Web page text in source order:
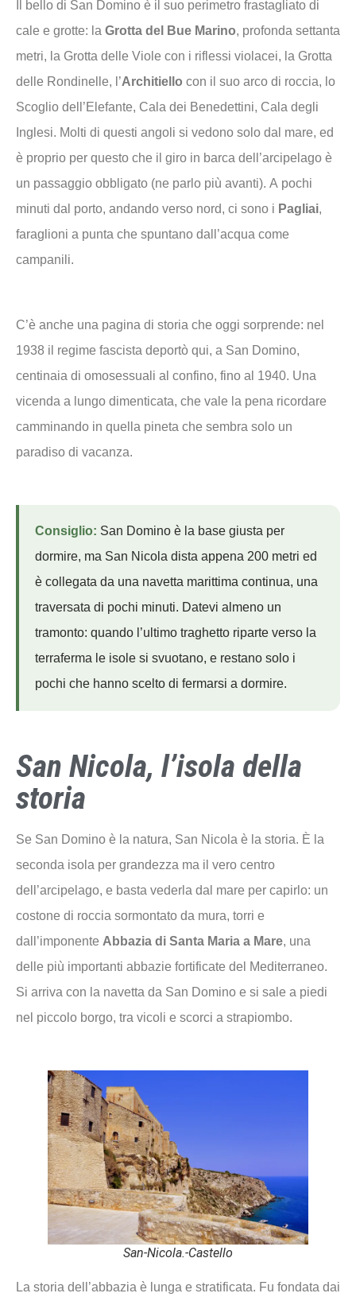
Il bello di San Domino è il suo perimetro frastagliato di
cale e grotte: la Grotta del Bue Marino, profonda settanta
metri, la Grotta delle Viole con i riflessi violacei, la Grotta
delle Rondinelle, l’Architiello con il suo arco di roccia, lo
Scoglio dell’Elefante, Cala dei Benedettini, Cala degli
Inglesi. Molti di questi angoli si vedono solo dal mare, ed
è proprio per questo che il giro in barca dell’arcipelago è
un passaggio obbligato (ne parlo più avanti). A pochi
minuti dal porto, andando verso nord, ci sono i Pagliai,
faraglioni a punta che spuntano dall’acqua come
campanili.
C’è anche una pagina di storia che oggi sorprende: nel
1938 il regime fascista deportò qui, a San Domino,
centinaia di omosessuali al confino, fino al 1940. Una
vicenda a lungo dimenticata, che vale la pena ricordare
camminando in quella pineta che sembra solo un
paradiso di vacanza.
Consiglio: San Domino è la base giusta per
dormire, ma San Nicola dista appena 200 metri ed
è collegata da una navetta marittima continua, una
traversata di pochi minuti. Datevi almeno un
tramonto: quando l’ultimo traghetto riparte verso la
terraferma le isole si svuotano, e restano solo i
pochi che hanno scelto di fermarsi a dormire.
San Nicola, l’isola della
storia
Se San Domino è la natura, San Nicola è la storia. È la
seconda isola per grandezza ma il vero centro
dell’arcipelago, e basta vederla dal mare per capirlo: un
costone di roccia sormontato da mura, torri e
dall’imponente Abbazia di Santa Maria a Mare, una
delle più importanti abbazie fortificate del Mediterraneo.
Si arriva con la navetta da San Domino e si sale a piedi
nel piccolo borgo, tra vicoli e scorci a strapiombo.
San-Nicola.-Castello
La storia dell’abbazia è lunga e stratificata. Fu fondata dai